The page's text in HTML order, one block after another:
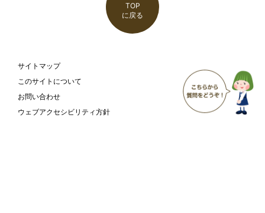
TOP
に戻る
サイトマップ
このサイトについて
お問い合わせ
ウェブアクセシビリティ方針